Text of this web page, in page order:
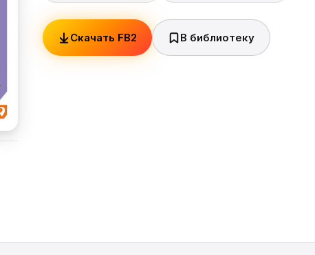
Скачать FB2 В библиотеку